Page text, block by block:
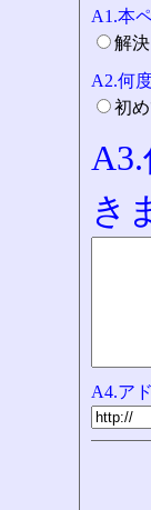
A1.本
解
A2.何
初
き
A4.ア